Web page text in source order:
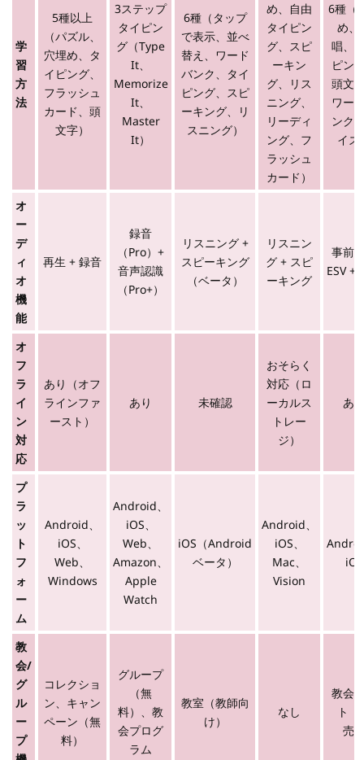
学
習
方
法
5種以上
（パズル、
穴埋め、タ
イピング、
フラッシュ
カード、頭
文字）
3ステップ
タイピン
グ（Type
It、
Memorize
It、
Master
It）
6種（タップ
で表示、並べ
替え、ワード
バンク、タイ
ピング、スピ
ーキング、リ
スニング）
め、自由
タイピン
グ、スピ
ーキン
グ、リス
ニング、
リーディ
ング、フ
ラッシュ
カード）
6種（
め、
唱、
ピン
頭文
ワー
ンク
イズ
オ
ー
デ
ィ
オ
機
能
再生 + 録音
録音
（Pro）+
音声認識
（Pro+）
リスニング +
スピーキング
（ベータ）
リスニン
グ + スピ
ーキング
事前
ESV +
オ
フ
ラ
イ
ン
対
応
あり（オフ
ラインファ
ースト）
あり 未確認
おそらく
対応（ロ
ーカルス
トレー
ジ）
あ
プ
ラ
ッ
ト
フ
ォ
ー
ム
Android、
iOS、
Web、
Windows
Android、
iOS、
Web、
Amazon、
Apple
Watch
iOS（Android
ベータ）
Android、
iOS、
Mac、
Vision
iOS
教
会/
グ
ル
ー
プ
コレクショ
ン、キャン
ペーン（無
料）
グループ
（無
料）、教
会プログ
ラム
教室（教師向
け）
なし
教会
ト（
売